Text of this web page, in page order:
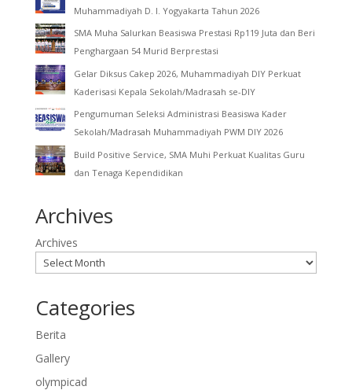
Muhammadiyah D. I. Yogyakarta Tahun 2026
SMA Muha Salurkan Beasiswa Prestasi Rp119 Juta dan Beri
Penghargaan 54 Murid Berprestasi
Gelar Diksus Cakep 2026, Muhammadiyah DIY Perkuat
Kaderisasi Kepala Sekolah/Madrasah se-DIY
Pengumuman Seleksi Administrasi Beasiswa Kader
Sekolah/Madrasah Muhammadiyah PWM DIY 2026
Build Positive Service, SMA Muhi Perkuat Kualitas Guru
dan Tenaga Kependidikan
Archives
Archives
Categories
Berita
Gallery
olympicad